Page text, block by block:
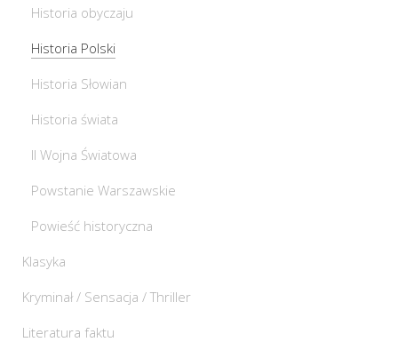
Historia obyczaju
Historia Polski
Historia Słowian
Historia świata
II Wojna Światowa
Powstanie Warszawskie
Powieść historyczna
Klasyka
Kryminał / Sensacja / Thriller
Literatura faktu